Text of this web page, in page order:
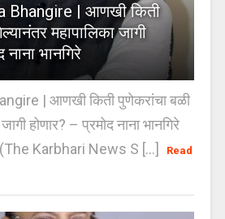
Bhangire | आणखी किती
महापालिका जागी
नाना भानगिरे
| आणखी किती पुणेकरांचा बळी
होणार? – प्रमोद नाना भानगिरे
Karbhari News S [...]
Read